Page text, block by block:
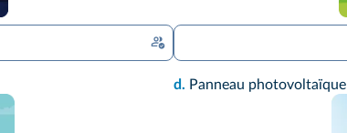
d. Panneau photovoltaïque